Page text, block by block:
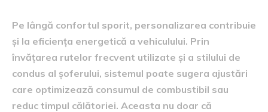
Pe lângă confortul sporit, personalizarea contribuie
și la eficiența energetică a vehiculului. Prin
învățarea rutelor frecvent utilizate și a stilului de
condus al șoferului, sistemul poate sugera ajustări
care optimizează consumul de combustibil sau
reduc timpul călătoriei. Aceasta nu doar că